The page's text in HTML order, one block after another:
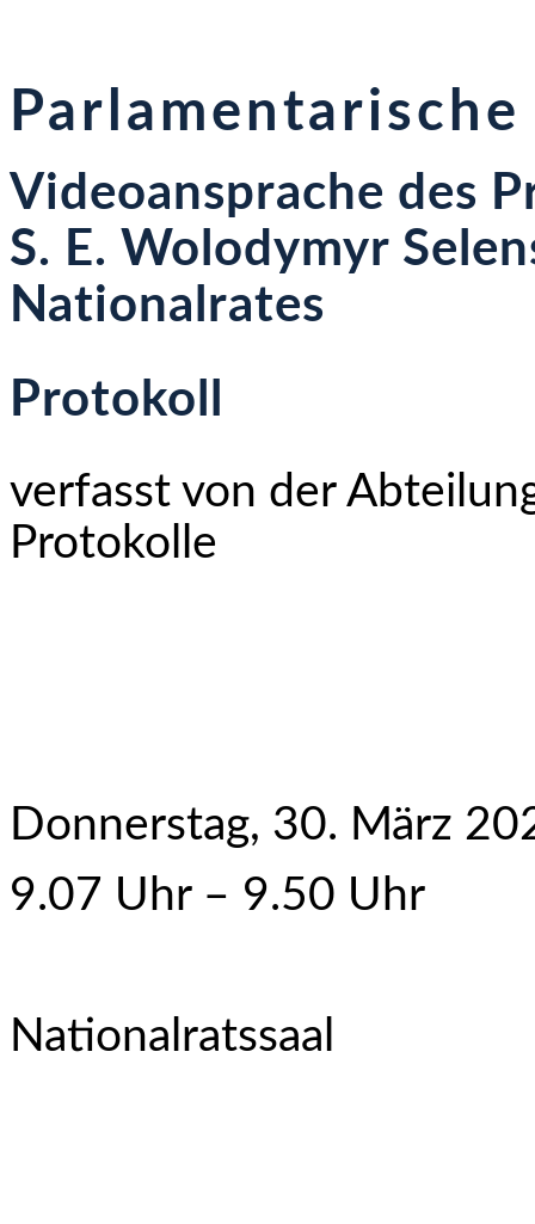
Videoansprache des
S. E. Wolodymyr
Nationalrates
Protokoll
verfasst von der
Protokolle
Donnerstag, 30. März
9.07 Uhr – 9.50 Uhr
Nationalratssaal